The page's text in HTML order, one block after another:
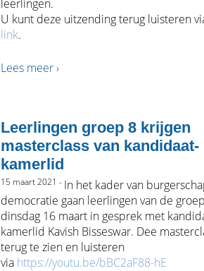
leerlingen.
U kunt deze uitzending terug luisteren
link.
Lees meer ›
Leerlingen groep 8 krijgen
masterclass van kandidaat-
kamerlid
15 maart 2021 - In het kader van
democratie gaan leerlingen van de
dinsdag 16 maart in gesprek met
kamerlid Kavish Bisseswar. Dee
terug te zien en luisteren
via https://youtu.be/bBC2aF88-hE